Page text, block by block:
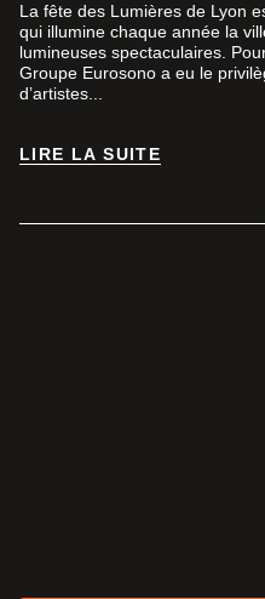
La fête des Lumières de Lyon
qui illumine chaque année la
lumineuses spectaculaires.
Groupe Eurosono a eu le
d’artistes...
LIRE LA SUITE